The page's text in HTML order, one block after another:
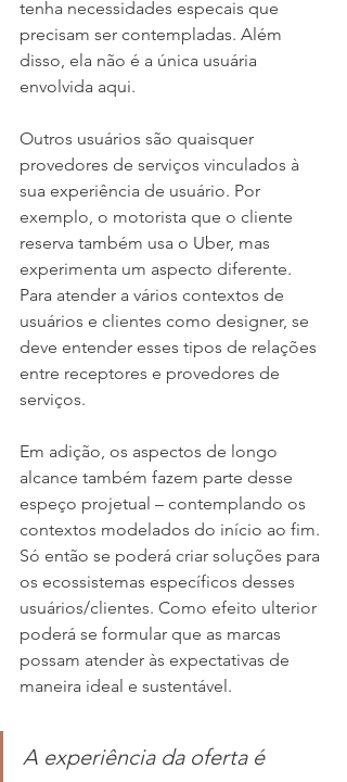
tenha necessidades especais que
precisam ser contempladas. Além
disso, ela não é a única usuária
envolvida aqui.
Outros usuários são quaisquer
provedores de serviços vinculados à
sua experiência de usuário. Por
exemplo, o motorista que o cliente
reserva também usa o Uber, mas
experimenta um aspecto diferente.
Para atender a vários contextos de
usuários e clientes como designer, se
deve entender esses tipos de relações
entre receptores e provedores de
serviços.
Em adição, os aspectos de longo
alcance também fazem parte desse
espeço projetual – contemplando os
contextos modelados do início ao fim.
Só então se poderá criar soluções para
os ecossistemas específicos desses
usuários/clientes. Como efeito ulterior
poderá se formular que as marcas
possam atender às expectativas de
maneira ideal e sustentável.
A experiência da oferta é